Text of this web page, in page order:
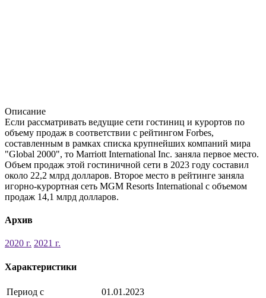
Описание
Если рассматривать ведущие сети гостиниц и курортов по
объему продаж в соответствии с рейтингом Forbes,
составленным в рамках списка крупнейших компаний мира
"Global 2000", то Marriott International Inc. заняла первое место.
Объем продаж этой гостиничной сети в 2023 году составил
около 22,2 млрд долларов. Второе место в рейтинге заняла
игорно-курортная сеть MGM Resorts International с объемом
продаж 14,1 млрд долларов.
Архив
2020 г. 2021 г.
Характеристики
Период с
01.01.2023